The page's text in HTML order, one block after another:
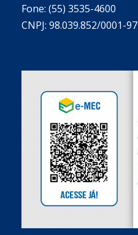
Fone: (55) 3535-4600
CNPJ: 98.039.852/0001-97